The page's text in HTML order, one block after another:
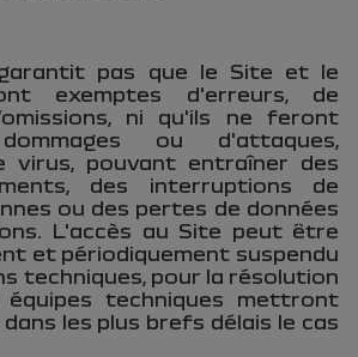
garantit pas que le Site et le
exemptes d'erreurs, de
ni qu'ils ne feront
ou d'attaques,
virus, pouvant entraîner des
des interruptions de
ou des pertes de données
L'accès au Site peut être
et périodiquement suspendu
techniques, pour la résolution
équipes techniques mettront
les plus brefs délais le cas